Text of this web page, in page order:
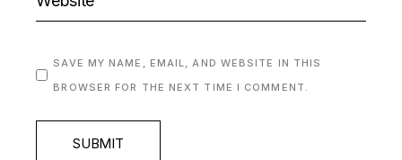
SAVE MY NAME, EMAIL, AND WEBSITE IN THIS
BROWSER FOR THE NEXT TIME I COMMENT.
SUBMIT